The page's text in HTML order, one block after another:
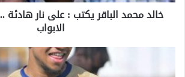
خالد محمد الباقر يكتب : على نار هادئة
الابواب